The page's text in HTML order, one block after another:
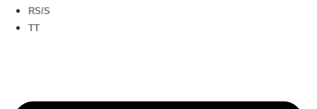
RS/S
TT